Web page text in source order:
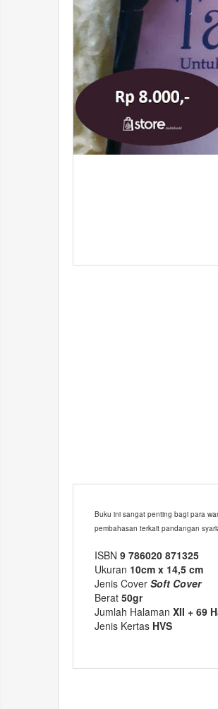
Buku ini sangat penting bagi para
pembahasan terkait pandangan
ISBN9 786020 871325
Ukuran 10cm x 14,5 cm
Jenis CoverSoft Cover
Berat50gr
Jumlah HalamanXII + 69
Jenis Kertas HVS